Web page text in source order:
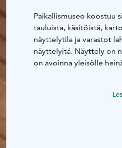
Paikallismuseo koostuu
tauluista, käsitöistä,
näyttelytila ja varastot
näyttelyitä. Näyttely on
on avoinna yleisölle